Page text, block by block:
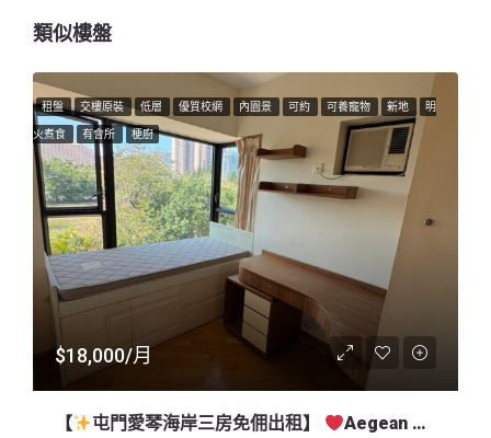
類似樓盤
租盤 交樓原裝 低層 優質校網 內園景 可約 可養寵物 新地 明
火煮食 有會所 梗廚
$18,000/月
【 屯門愛琴海岸三房免佣出租】 Aegean Coast 3BR Apartment For Lease, In So Kwun Wat Tuen Mun Nearby Harrow